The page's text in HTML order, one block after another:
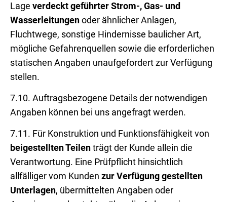
Lage verdeckt geführter Strom-, Gas- und
Wasserleitungen oder ähnlicher Anlagen,
Fluchtwege, sonstige Hindernisse baulicher Art,
mögliche Gefahrenquellen sowie die erforderlichen
statischen Angaben unaufgefordert zur Verfügung
stellen.
7.10. Auftragsbezogene Details der notwendigen
Angaben können bei uns angefragt werden.
7.11. Für Konstruktion und Funktionsfähigkeit von
beigestellten Teilen trägt der Kunde allein die
Verantwortung. Eine Prüfpflicht hinsichtlich
allfälliger vom Kunden zur Verfügung gestellten
Unterlagen, übermittelten Angaben oder